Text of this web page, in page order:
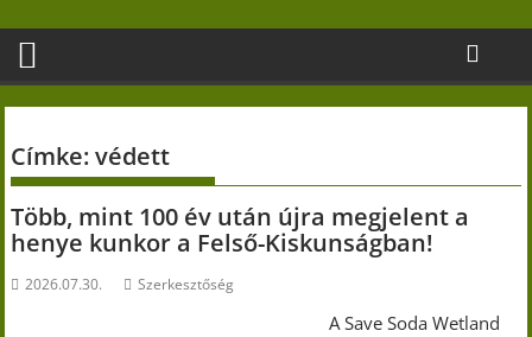
content
Címke:védett
Több, mint 100 év után újra megjelent a
henye kunkor a Felső-Kiskunságban!
2026.07.30. Szerkesztőség
A Save Soda Wetland